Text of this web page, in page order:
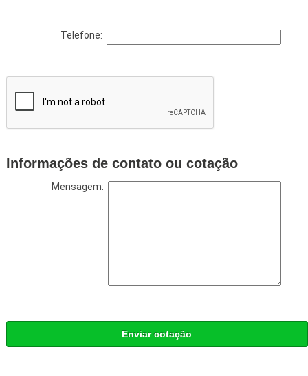
Telefone:
Informações de contato ou cotação
Mensagem:
Enviar cotação